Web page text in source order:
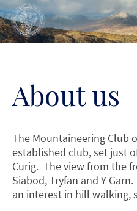
About us
The Mountaineering Club
established club, set just
Curig. The view from the
Siabod, Tryfan and Y
an interest in hill walking,